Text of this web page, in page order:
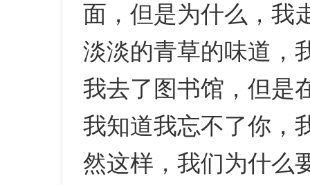
面，但是为什么，我
淡淡的青草的味道，
我去了图书馆，但是
我知道我忘不了你，
然这样，我们为什么